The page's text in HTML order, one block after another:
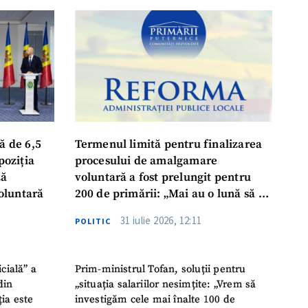
de 6,5
a
este
Termenul limită pentru finalizarea
procesului de amalgamare
voluntară a fost prelungit pentru
200 de primării: „Mai au o lună să se
POLITIC 31 iulie 2026, 12:11
Prim-ministrul Tofan, soluții pentru
„situația salariilor nesimțite: „Vrem să
investigăm cele mai înalte 100 de